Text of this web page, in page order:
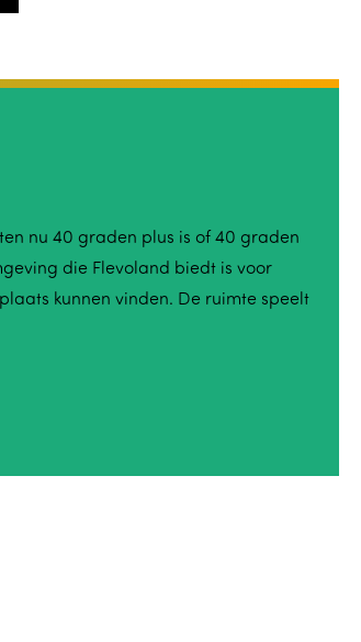
nu 40 graden plus is of 40 graden
die Flevoland biedt is voor
kunnen vinden. De ruimte speelt